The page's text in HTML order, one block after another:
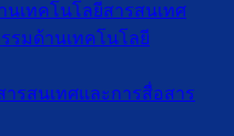
เทคโนโลยีสารสนเทศ
รมด้านเทคโนโลยี
รสนเทศและการสื่อสาร